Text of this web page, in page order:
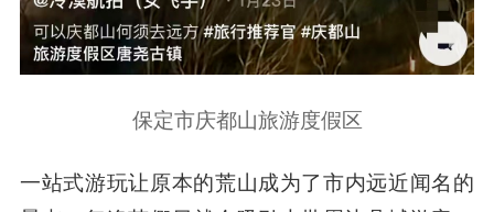
保定市庆都山旅游度假区
一站式游玩让原本的荒山成为了市内远近闻名的